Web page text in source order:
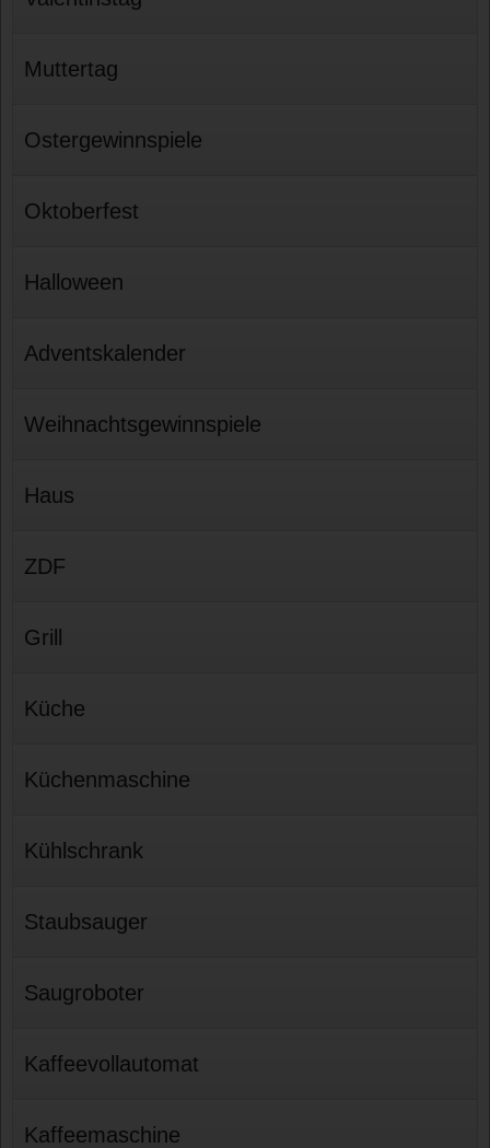
Muttertag
Ostergewinnspiele
Oktoberfest
Halloween
Adventskalender
Weihnachtsgewinnspiele
Haus
ZDF
Grill
Küche
Küchenmaschine
Kühlschrank
Staubsauger
Saugroboter
Kaffeevollautomat
Kaffeemaschine